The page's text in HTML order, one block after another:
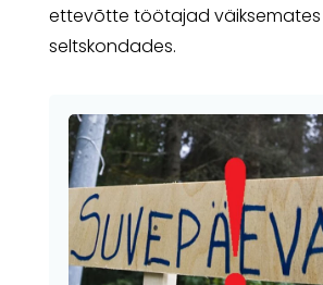
ettevõtte töötajad väiksemates
seltskondades.